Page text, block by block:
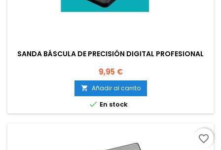
SANDA BÁSCULA DE PRECISIÓN DIGITAL PROFESIONAL
Precio
9,95 €
 Añadir al carrito
 En stock
favorite_border